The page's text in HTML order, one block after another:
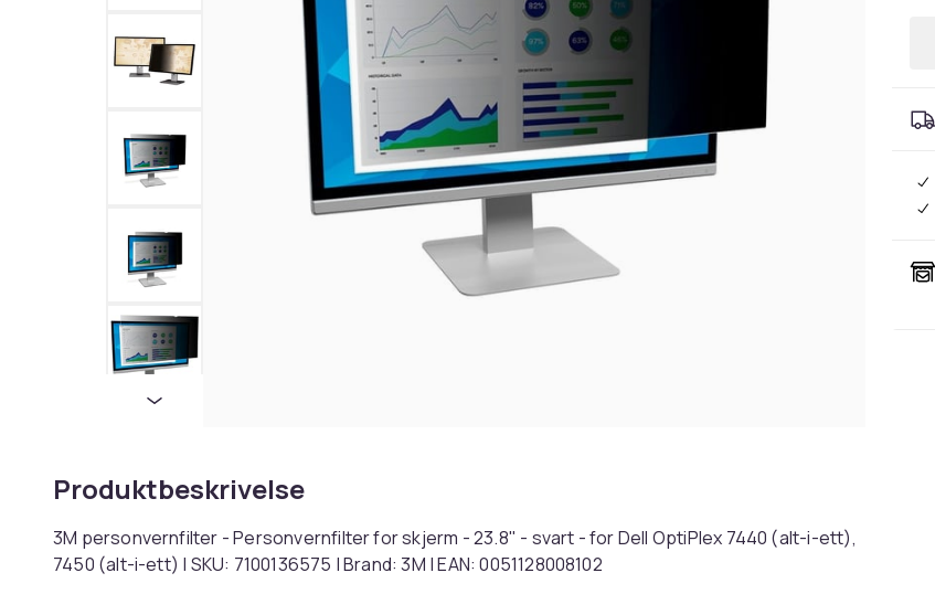
Produktbeskrivelse
3M personvernfilter - Personvernfilter for skjerm - 23.8" - svart - for Dell OptiPlex 7440 (alt-i-ett),
7450 (alt-i-ett) | SKU: 7100136575 | Brand: 3M | EAN: 0051128008102